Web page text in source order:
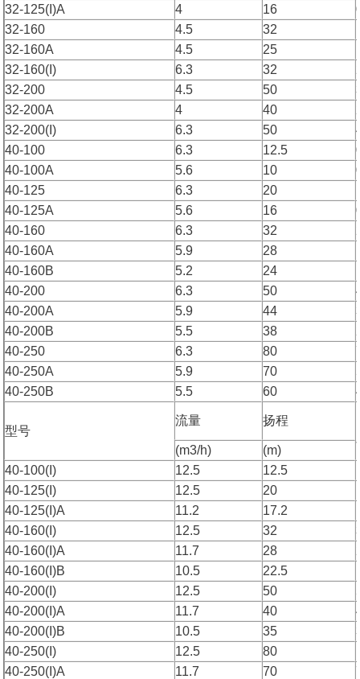
32-125(I)A
4 16
32-160
4.5 32
32-160A
4.5 25
32-160(I)
6.3 32
32-200
4.5 50
32-200A
4 40
32-200(I)
6.3 50
40-100
6.3 12.5
40-100A
5.6 10
40-125
6.3 20
40-125A
5.6 16
40-160
6.3 32
40-160A
5.9 28
40-160B
5.2 24
40-200
6.3 50
40-200A
5.9 44
40-200B
5.5 38
40-250
6.3 80
40-250A
5.9 70
40-250B
5.5 60
型号
流量 扬程
(m3/h)
(m)
40-100(I)
12.5 12.5
40-125(I)
12.5 20
40-125(I)A
11.2 17.2
40-160(I)
12.5 32
40-160(I)A
11.7 28
40-160(I)B
10.5 22.5
40-200(I)
12.5 50
40-200(I)A
11.7 40
40-200(I)B
10.5 35
40-250(I)
12.5 80
40-250(I)A
11.7 70